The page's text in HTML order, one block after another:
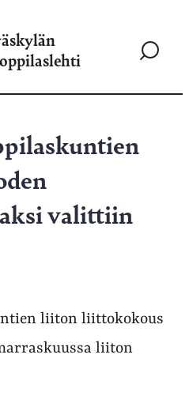
Siirry
valittiin
liiton liittokokous
liiton